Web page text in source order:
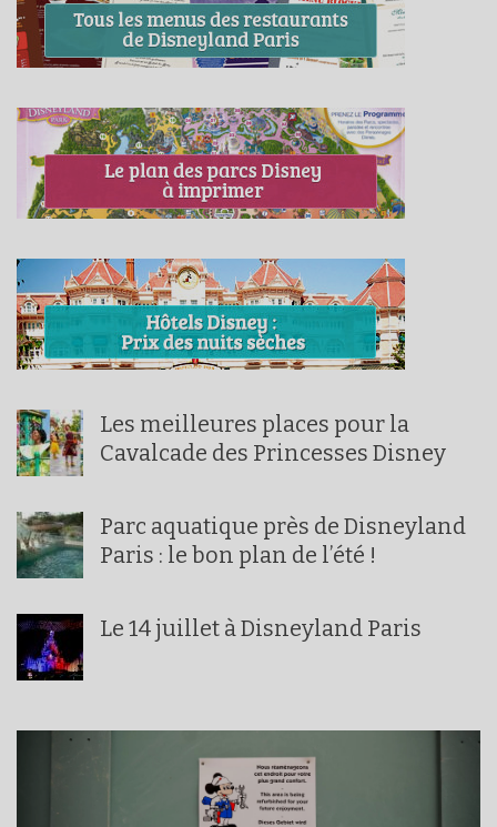
Les meilleures places pour la
Cavalcade des Princesses Disney
Parc aquatique près de Disneyland
Paris : le bon plan de l’été !
Le 14 juillet à Disneyland Paris